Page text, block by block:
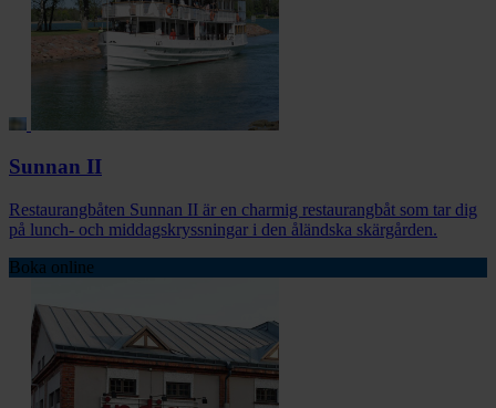
Sunnan II
Restaurangbåten Sunnan II är en charmig restaurangbåt som tar dig
på lunch- och middagskryssningar i den åländska skärgården.
Boka online